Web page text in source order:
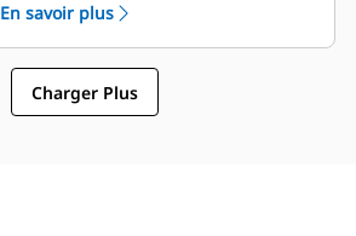
d'attache. Il est recommandé de
sélectionner des modèles de
pinces compatibles avec les
attaches à accouplement par axes
Cat, ce qui permet un partage des
fonctionnement général fait des
pinces un accessoire plus simple
et au coût d'exploitation plus
abordable que les grappins
En savoir plus
Charger Plus